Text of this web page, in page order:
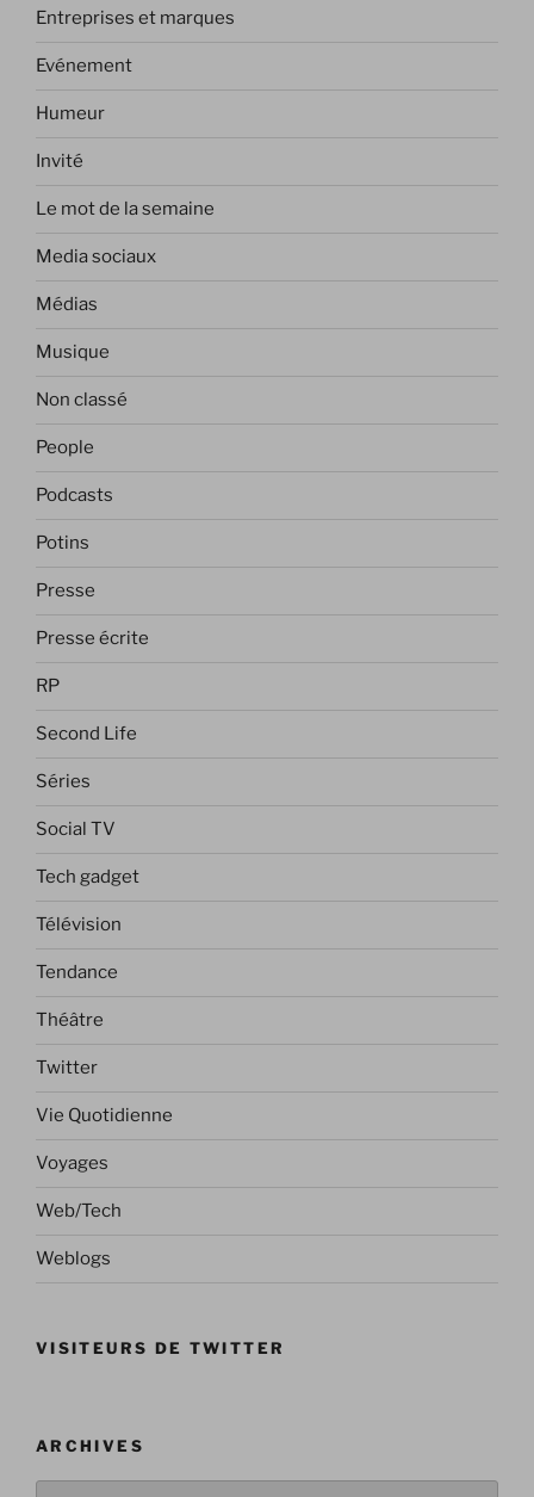
Entreprises et marques
Evénement
Humeur
Invité
Le mot de la semaine
Media sociaux
Médias
Musique
Non classé
People
Podcasts
Potins
Presse
Presse écrite
RP
Second Life
Séries
Social TV
Tech gadget
Télévision
Tendance
Théâtre
Twitter
Vie Quotidienne
Voyages
Web/Tech
Weblogs
VISITEURS DE TWITTER
ARCHIVES